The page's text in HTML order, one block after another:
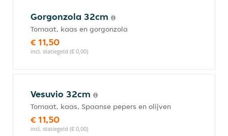
Gorgonzola 32cm
Tomaat, kaas en gorgonzola
€ 11,50
incl. statiegeld (€ 0,00)
Vesuvio 32cm
Tomaat, kaas, Spaanse pepers en olijven
€ 11,50
incl. statiegeld (€ 0,00)